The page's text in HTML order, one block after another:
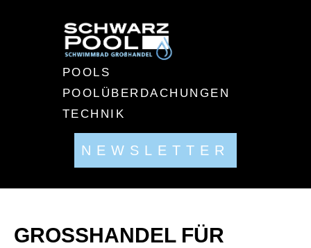
POOLS
POOLÜBERDACHUNGEN
TECHNIK
NEWSLETTER
GROSSHANDEL FÜR